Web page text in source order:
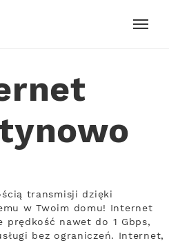
transmisji dzięki
w Twoim domu! Internet
prędkość nawet do 1 Gbps,
bez ograniczeń. Internet,